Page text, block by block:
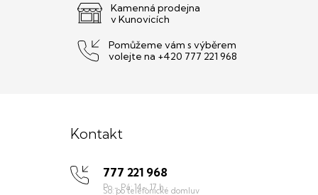
r
v
y
v
Kamenná prodejna
v Kunovicích
Pomůžeme vám s výběrem
volejte na +420 777 221 968
Kontakt
777 221 968